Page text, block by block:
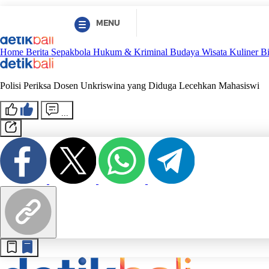
MENU
Home Berita Sepakbola Hukum & Kriminal Budaya Wisata Kuliner
Polisi Periksa Dosen Unkriswina yang Diduga Lecehkan Mahasiswi
...